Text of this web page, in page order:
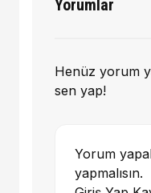
Yorumlar
Henüz yorum
sen yap!
Yorum
yapmalısın.